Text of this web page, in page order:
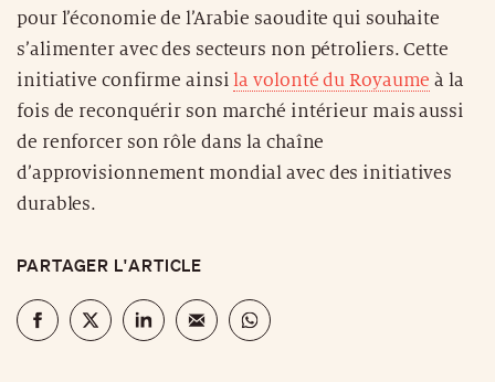
pour l’économie de l’Arabie saoudite qui souhaite
s’alimenter avec des secteurs non pétroliers. Cette
initiative confirme ainsila volonté du Royaume à la
fois de reconquérir son marché intérieur mais aussi
de renforcer son rôle dans la chaîne
d’approvisionnement mondial avec des initiatives
durables.
PARTAGER L'ARTICLE